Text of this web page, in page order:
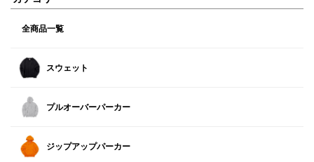
全商品一覧
スウェット
プルオーバーパーカー
ジップアップパーカー